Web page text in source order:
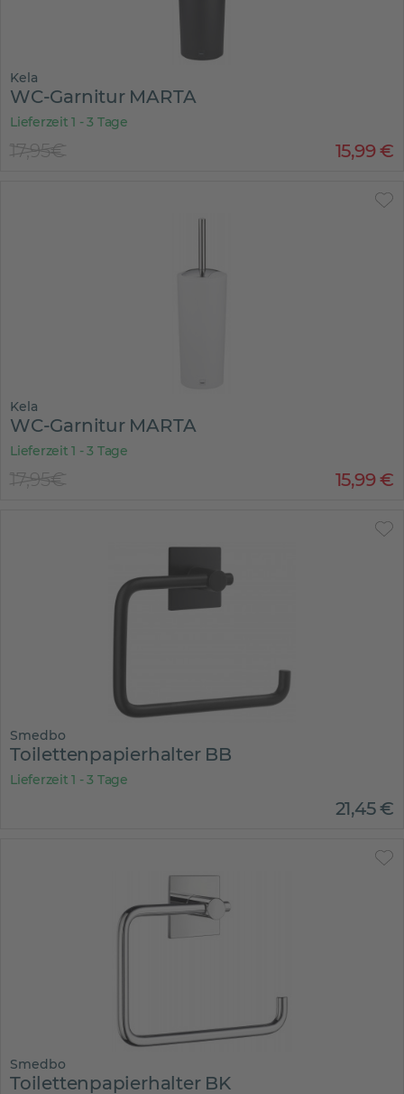
Kela
WC-Garnitur MARTA
Lieferzeit 1 - 3 Tage
15,99€
17,95€
Kela
WC-Garnitur MARTA
Lieferzeit 1 - 3 Tage
15,99€
17,95€
Smedbo
Toilettenpapierhalter BB
Lieferzeit 1 - 3 Tage
21,45€
Smedbo
Toilettenpapierhalter BK